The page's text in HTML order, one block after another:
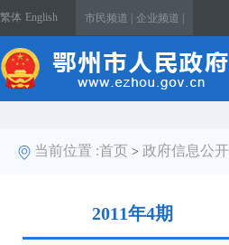
繁体 English 市民频道 | 企业频道 |
当前位置 :首页 > 政府信息公开
2011年4期